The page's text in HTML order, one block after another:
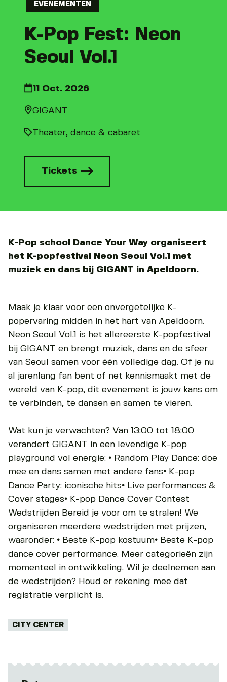
EVENEMENTEN
K-Pop Fest: Neon
Seoul Vol.1
11 Oct. 2026
GIGANT
Theater, dance & cabaret
Tickets
K-Pop school Dance Your Way organiseert
het K-popfestival Neon Seoul Vol.1 met
muziek en dans bij GIGANT in Apeldoorn.
Maak je klaar voor een onvergetelijke K-
popervaring midden in het hart van Apeldoorn.
Neon Seoul Vol.1 is het allereerste K-popfestival
bij GIGANT en brengt muziek, dans en de sfeer
van Seoul samen voor één volledige dag. Of je nu
al jarenlang fan bent of net kennismaakt met de
wereld van K-pop, dit evenement is jouw kans om
te verbinden, te dansen en samen te vieren.
Wat kun je verwachten? Van 13:00 tot 18:00
verandert GIGANT in een levendige K-pop
playground vol energie: • Random Play Dance: doe
mee en dans samen met andere fans• K-pop
Dance Party: iconische hits• Live performances &
Cover stages• K-pop Dance Cover Contest
Wedstrijden Bereid je voor om te stralen! We
organiseren meerdere wedstrijden met prijzen,
waaronder: • Beste K-pop kostuum• Beste K-pop
dance cover performance. Meer categorieën zijn
momenteel in ontwikkeling. Wil je deelnemen aan
de wedstrijden? Houd er rekening mee dat
registratie verplicht is.
Tags:
CITY CENTER